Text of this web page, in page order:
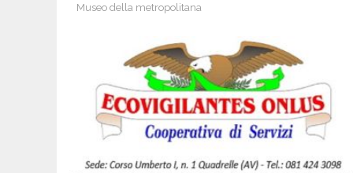
Museo della metropolitana